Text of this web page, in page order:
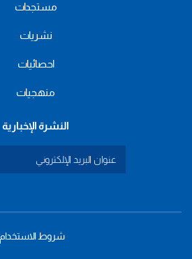
مستجدات
نشريات
احصائيات
منهجيات
النشرة الإخبارية
شروط الاستخدام